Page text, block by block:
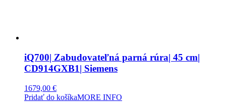
iQ700| Zabudovateľná parná rúra| 45 cm|
CD914GXB1| Siemens
1679,00 €
Pridať do košíkaMORE INFO